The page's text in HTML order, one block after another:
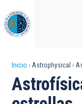
al
contenido
principal
Sobrescribir
enlaces
Inicio Astrophysical